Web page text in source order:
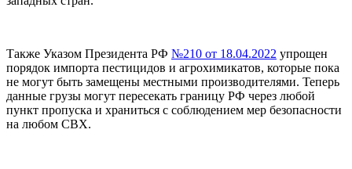
Также Указом Президента РФ №210 от 18.04.2022 упрощен
порядок импорта пестицидов и агрохимикатов, которые пока
не могут быть замещены местными производителями. Теперь
данные грузы могут пересекать границу РФ через любой
пункт пропуска и храниться с соблюдением мер безопасности
на любом СВХ.